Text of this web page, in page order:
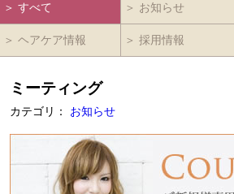
＞ すべて ＞ お知らせ
＞ ヘアケア情報 ＞ 採用情報
ミーティング
カテゴリ： お知らせ